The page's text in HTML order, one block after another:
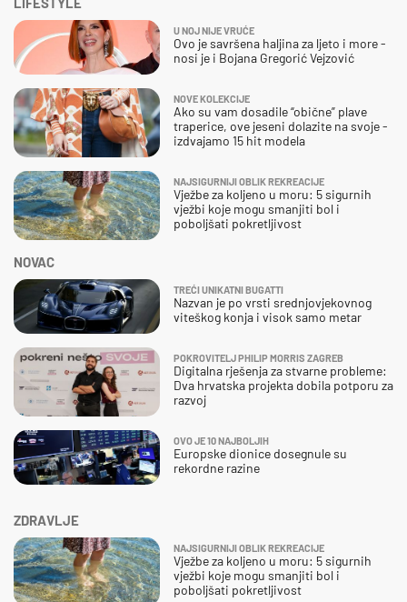
ZDRAVLJE
NAJSIGURNIJI OBLIK REKREACIJE
Vježbe za koljeno u moru: 5 sigurnih
vježbi koje mogu smanjiti bol i
poboljšati pokretljivost
NOVAC
TREĆI UNIKATNI BUGATTI
Nazvan je po vrsti srednjovjekovnog
viteškog konja i visok samo metar
POKROVITELJ PHILIP MORRIS ZAGREB
Digitalna rješenja za stvarne probleme:
Dva hrvatska projekta dobila potporu za
razvoj
OVO JE 10 NAJBOLJIH
Europske dionice dosegnule su
rekordne razine
U NOJ NIJE VRUĆE
Ovo je savršena haljina za ljeto i more -
nosi je i Bojana Gregorić Vejzović
NOVE KOLEKCIJE
Ako su vam dosadile “obične” plave
traperice, ove jeseni dolazite na svoje -
izdvajamo 15 hit modela
NAJSIGURNIJI OBLIK REKREACIJE
Vježbe za koljeno u moru: 5 sigurnih
vježbi koje mogu smanjiti bol i
poboljšati pokretljivost